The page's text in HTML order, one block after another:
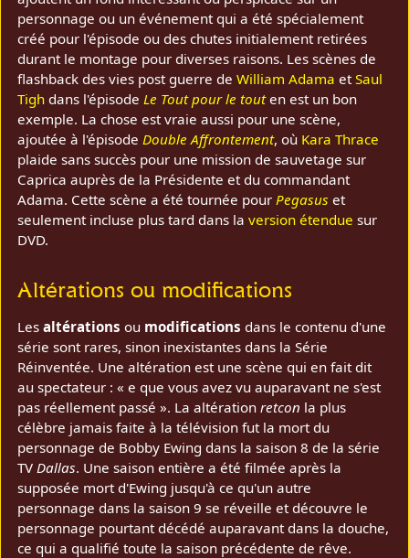
personnage ou un événement qui a été spécialement
créé pour l'épisode ou des chutes initialement retirées
durant le montage pour diverses raisons. Les scènes de
flashback des vies post guerre deWilliam Adama etSaul
Tigh dans l'épisodeLe Tout pour le touten est un bon
exemple. La chose est vraie aussi pour une scène,
ajoutée à l'épisodeDouble Affrontement, où Kara Thrace
plaide sans succès pour une mission de sauvetage sur
Caprica auprès de la Présidente et du commandant
Adama. Cette scène a été tournée pourPegasus et
seulement incluse plus tard dans laversion étendue sur
DVD.
Altérations ou modifications
Lesaltérations ou modifications dans le contenu d'une
série sont rares, sinon inexistantes dans la Série
Réinventée. Une altération est une scène qui en fait dit
au spectateur : « e que vous avez vu auparavant ne s'est
pas réellement passé ». La altérationretcon la plus
célèbre jamais faite à la télévision fut la mort du
personnage de Bobby Ewing dans la saison 8 de la série
TV Dallas. Une saison entière a été filmée après la
supposée mort d'Ewing jusqu'à ce qu'un autre
personnage dans la saison 9 se réveille et découvre le
personnage pourtant décédé auparavant dans la douche,
ce qui a qualifié toute la saison précédente de rêve.